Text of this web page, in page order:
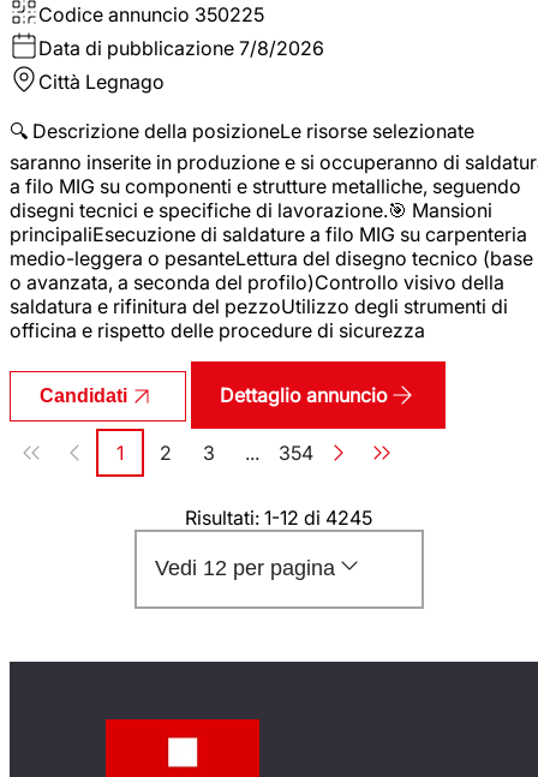
Codice annuncio 350225
Data di pubblicazione 7/8/2026
Città Legnago
🔍 Descrizione della posizioneLe risorse selezionate
saranno inserite in produzione e si occuperanno di
a filo MIG su componenti e strutture metalliche, seguendo
disegni tecnici e specifiche di lavorazione.🎯 Mansioni
principaliEsecuzione di saldature a filo MIG su carpenteria
medio-leggera o pesanteLettura del disegno tecnico (base
o avanzata, a seconda del profilo)Controllo visivo della
saldatura e rifinitura del pezzoUtilizzo degli strumenti di
officina e rispetto delle procedure di sicurezza
Candidati Dettaglio annuncio
Paginazione
Pagina
1 Pagina
2 Pagina
3 ... Pagina
354
Risultati: 1-12 di 4245
Vedi 12 per pagina